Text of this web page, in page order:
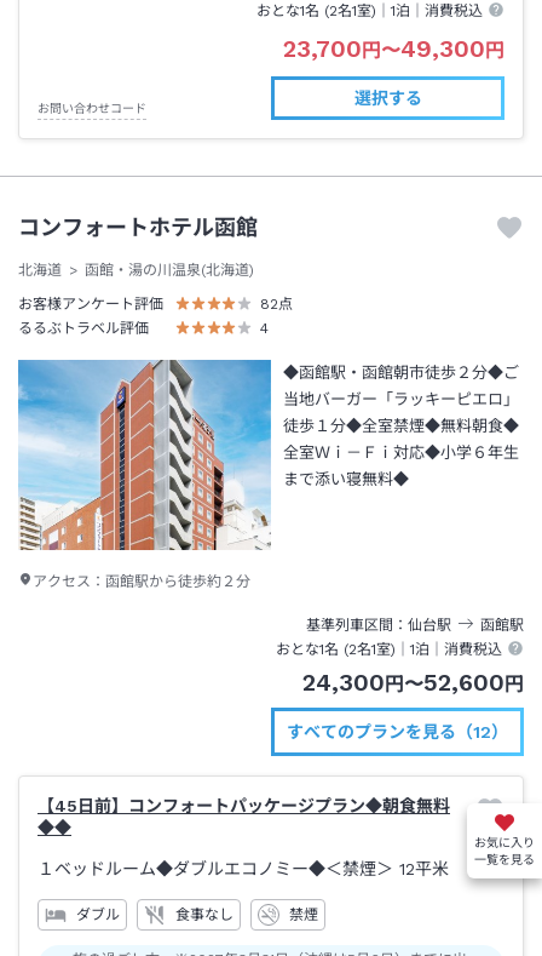
おとな1名 (2名1室)｜1泊 ｜消費税込
23,700円〜49,300円
お問い合わせコード
選択する
コンフォートホテル函館
北海道
函館・湯の川温泉(北海道)
お客様アンケート評価
82点
るるぶトラベル評価
4
◆函館駅・函館朝市徒歩２分◆ご
当地バーガー「ラッキーピエロ」
徒歩１分◆全室禁煙◆無料朝食◆
全室Ｗｉ－Ｆｉ対応◆小学６年生
まで添い寝無料◆
アクセス： 函館駅から徒歩約２分
基準列車区間 仙台駅 函館駅
おとな1名 (2名1室)｜1泊 ｜消費税込
24,300円〜52,600円
すべてのプランを見る（12）
【45日前】コンフォートパッケージプラン◆朝食無料
◆◆
１ベッドルーム◆ダブルエコノミー◆＜禁煙＞ 12平米
ダブル 食事なし 禁煙
お気に入り
一覧を見る